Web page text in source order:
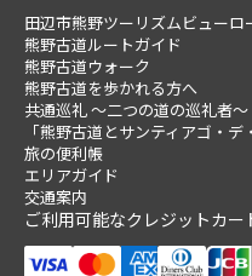
田辺市熊野ツーリズムビューロ
熊野古道ルートガイド
熊野古道ウォーク
熊野古道を歩かれる方へ
共通巡礼 ～二つの道の巡礼者～
「熊野古道とサンティアゴ・デ
旅の便利帳
エリアガイド
交通案内
ご利用可能なクレジットカー